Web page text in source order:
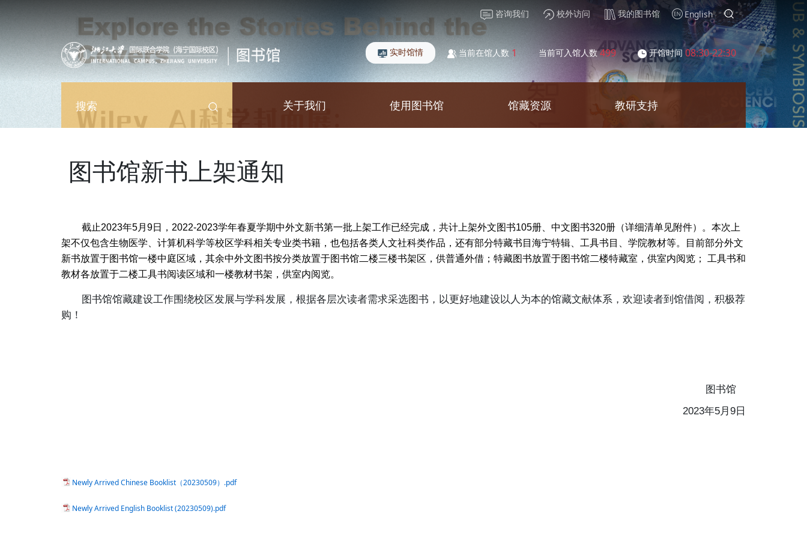
咨询我们 校外访问 我的图书馆 English
实时馆情 当前在馆人数 1 当前可入馆人数 499 开馆时间 08:30-22:30
搜索 关于我们 使用图书馆 馆藏资源 教研支持
图书馆新书上架通知
截止2023年5月9日，2022-2023学年春夏学期中外文新书第一批上架工作已经完成，共计上架外文图书105册、中文图书320册（详细清单见附件）。本次上
架不仅包含生物医学、计算机科学等校区学科相关专业类书籍，也包括各类人文社科类作品，还有部分特藏书目海宁特辑、工具书目、学院教材等。目前部分外文
新书放置于图书馆一楼中庭区域，其余中外文图书按分类放置于图书馆二楼三楼书架区，供普通外借；特藏图书放置于图书馆二楼特藏室，供室内阅览； 工具书和
教材各放置于二楼工具书阅读区域和一楼教材书架，供室内阅览。
图书馆馆藏建设工作围绕校区发展与学科发展，根据各层次读者需求采选图书，以更好地建设以人为本的馆藏文献体系，欢迎读者到馆借阅，积极荐
购！
图书馆
2023年5月9日
Newly Arrived Chinese Booklist（20230509）.pdf
Newly Arrived English Booklist (20230509).pdf